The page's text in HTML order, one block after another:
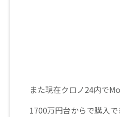
また現在クロノ24内で
1700万円台からで購入